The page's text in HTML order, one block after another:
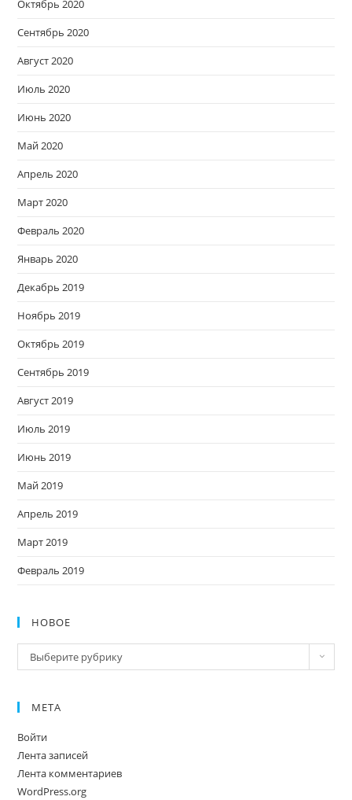
Октябрь 2020
Сентябрь 2020
Август 2020
Июль 2020
Июнь 2020
Май 2020
Апрель 2020
Март 2020
Февраль 2020
Январь 2020
Декабрь 2019
Ноябрь 2019
Октябрь 2019
Сентябрь 2019
Август 2019
Июль 2019
Июнь 2019
Май 2019
Апрель 2019
Март 2019
Февраль 2019
НОВОЕ
Новое
Выберите рубрику
МЕТА
Войти
Лента записей
Лента комментариев
WordPress.org